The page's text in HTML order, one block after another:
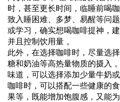
时，甚至更长时间，临睡前喝
致入睡困难、多梦、易醒等问
或学习，确实想喝咖啡提神，
并且控制饮用量 。
此外，在选择咖啡时，尽量选
糖和奶油等高热量物质的摄入
味道，可以选择添加少量牛奶
咖啡时，可以搭配一些健康的
果等，既能增加饱腹感，又能